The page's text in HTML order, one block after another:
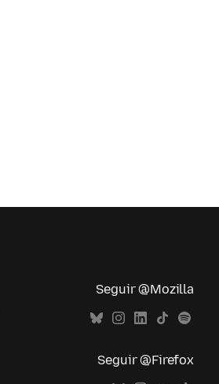
Seguir @Mozilla
Seguir @Firefox